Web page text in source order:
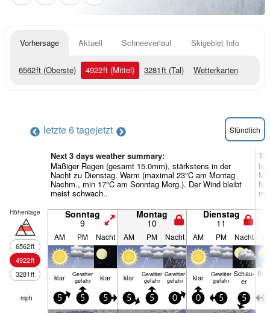
Vorhersage Aktuell Schneeverlauf Skigebiet Info
6562ft (Oberste) 4922ft (Mittel) 3281ft (Tal) Wetterkarten
letzte 6 tagejetzt Stündlich
Next 3 days weather summary:
Mäßiger Regen (gesamt 15.0mm), stärkstens in der
Nacht zu Dienstag. Warm (maximal 23°C am Montag
Nachm., min 17°C am Sonntag Morg.). Der Wind bleibt
meist schwach..
Höhenlage
6562ft
4922ft
3281ft
Sonntag
9
Montag
10
Dienstag
11
AM PM Nacht AM PM Nacht AM PM Nacht
klar
Gewitter
gefahr
klar klar
Gewitter
gefahr
Gewitter
gefahr
klar
Gewitter
gefahr
Schau­
er
mph 5 5 5 5 5 0 0 5 5